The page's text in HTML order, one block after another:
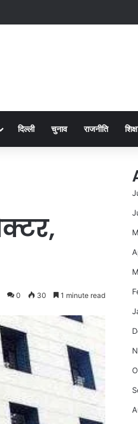
दिल्ली चुनाव राजनीति
0 30 1 minute read